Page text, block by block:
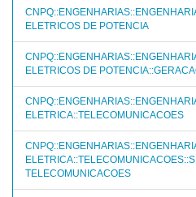
ELETRICOS DE POTENCIA
ELETRICOS DE
ELETRICA::TELECOMUNICACOES
TELECOMUNICACOES